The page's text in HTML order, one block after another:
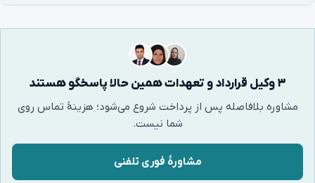
۳ وکیل قرارداد و تعهدات همین حالا پاسخگو هستند
مشاوره بلافاصله پس از پرداخت شروع می‌شود؛ هزینهٔ تماس روی
شما نیست.
مشاورهٔ فوری تلفنی